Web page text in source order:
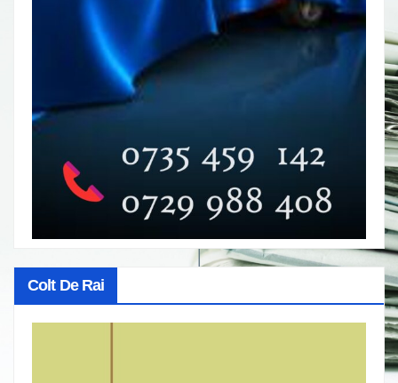
Colt De Rai